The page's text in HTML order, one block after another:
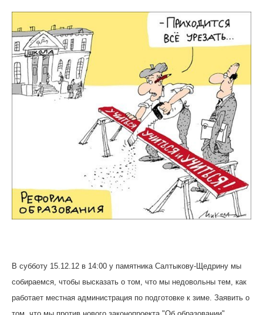
В субботу 15.12.12 в 14:00 у памятника Салтыкову-Щедрину мы
собираемся, чтобы высказать о том, что мы недовольны тем, как
работает местная администрация по подготовке к зиме. Заявить о